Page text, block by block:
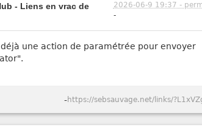
- Liens en vrac de
2026-06-9 19:37 -
-
une action de paramétrée pour envoyer
-https://sebsauvage.net/links/